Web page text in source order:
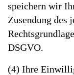
speichern wir
Zusendung des
DSGVO.
(4) Ihre